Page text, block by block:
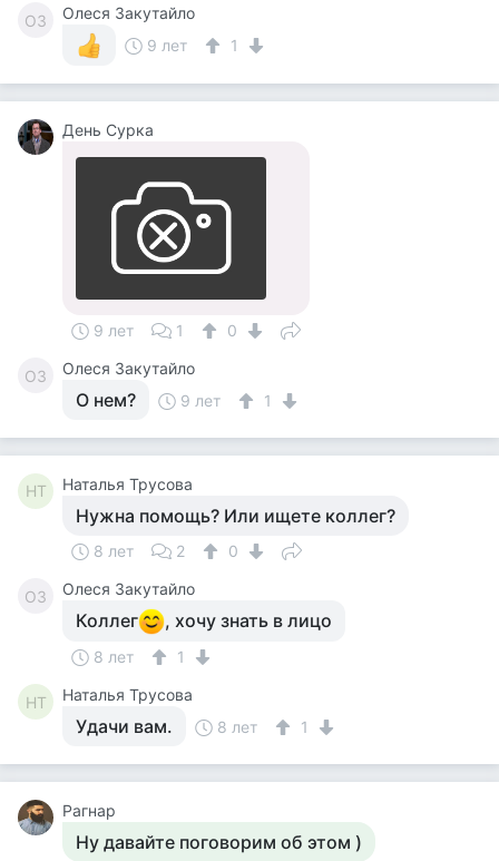
ОЗ
Олеся Закутайло
9 лет
1
День Сурка
9 лет 1 0
ОЗ Олеся Закутайло
О нем? 9 лет 1
НТ Наталья Трусова
Нужна помощь? Или ищете коллег?
8 лет 2 0
ОЗ Олеся Закутайло
Коллег , хочу знать в лицо
8 лет 1
НТ Наталья Трусова
Удачи вам. 8 лет 1
Рагнар
Ну давайте поговорим об этом )